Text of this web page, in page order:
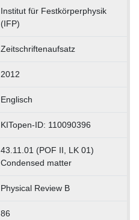
Institut für Festkörperphysik
(IFP)
Zeitschriftenaufsatz
2012
Englisch
KITopen-ID: 110090396
43.11.01 (POF II, LK 01)
Condensed matter
Physical Review B
86